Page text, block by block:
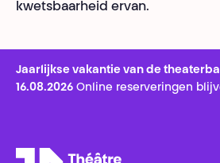
kwetsbaarheid ervan.
Jaarlijkse vakantie van de
16.08.2026 Online reserveringen